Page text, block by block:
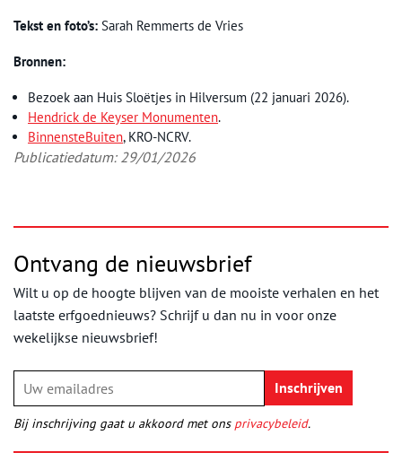
Tekst en foto’s: Sarah Remmerts de Vries
Bronnen:
Bezoek aan Huis Sloëtjes in Hilversum (22 januari 2026).
Hendrick de Keyser Monumenten.
BinnensteBuiten, KRO-NCRV.
Publicatiedatum: 29/01/2026
Ontvang de nieuwsbrief
Wilt u op de hoogte blijven van de mooiste verhalen en het
laatste erfgoednieuws? Schrijf u dan nu in voor onze
wekelijkse nieuwsbrief!
Bij inschrijving gaat u akkoord met ons privacybeleid.